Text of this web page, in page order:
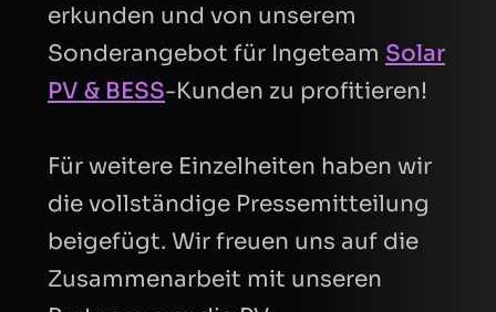
erkunden und von unserem
Sonderangebot für Ingeteam Solar
PV & BESS-Kunden zu profitieren!
Für weitere Einzelheiten haben wir
die vollständige Pressemitteilung
beigefügt. Wir freuen uns auf die
Zusammenarbeit mit unseren